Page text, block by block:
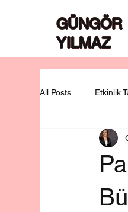
GÜNGÖR
YILMAZ
All Posts Etkinlik